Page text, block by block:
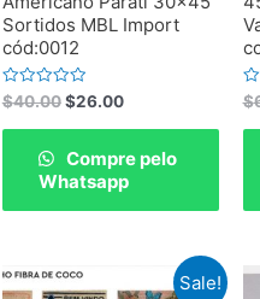
Sortidos MBL Import
cód:0012
Rated
0
out
$40.00 $26.00
Compre pelo
Whatsapp
0
$
Sale!